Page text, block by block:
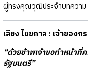
ผู้ทรงคุณวุฒิประจำบทควา
เลียง ไชยกาล : เจ้าของก
“ด้วยข้าพเจ้าขอทำหน้าที่
รัฐมนตรี”